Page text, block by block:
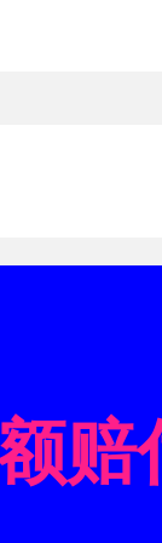
赔